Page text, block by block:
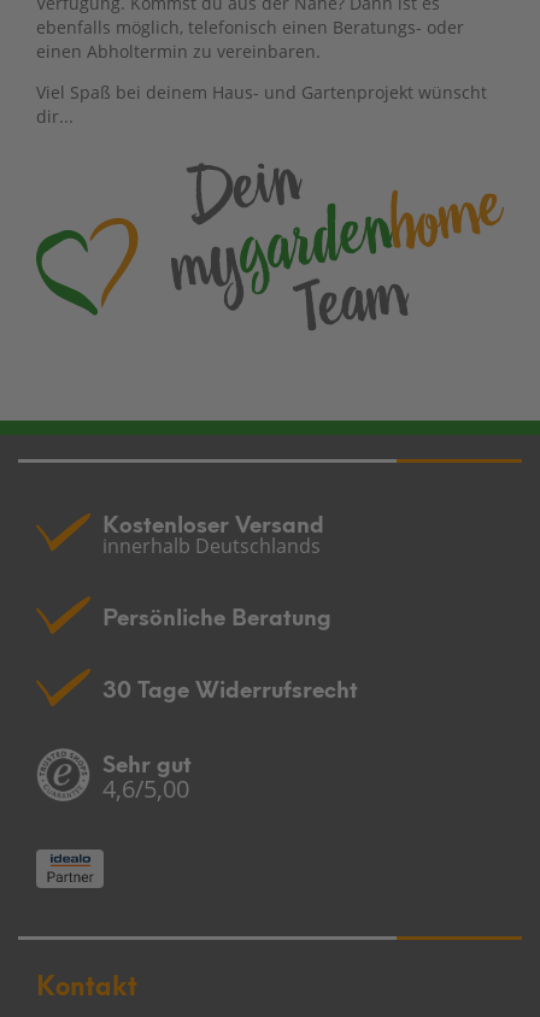
ebenfalls möglich, telefonisch einen Beratungs- oder
einen Abholtermin zu vereinbaren.
Viel Spaß bei deinem Haus- und Gartenprojekt wünscht
dir...
Kostenloser Versand
innerhalb Deutschlands
Persönliche Beratung
30 Tage Widerrufsrecht
Sehr gut
4,6/5,00
Kontakt